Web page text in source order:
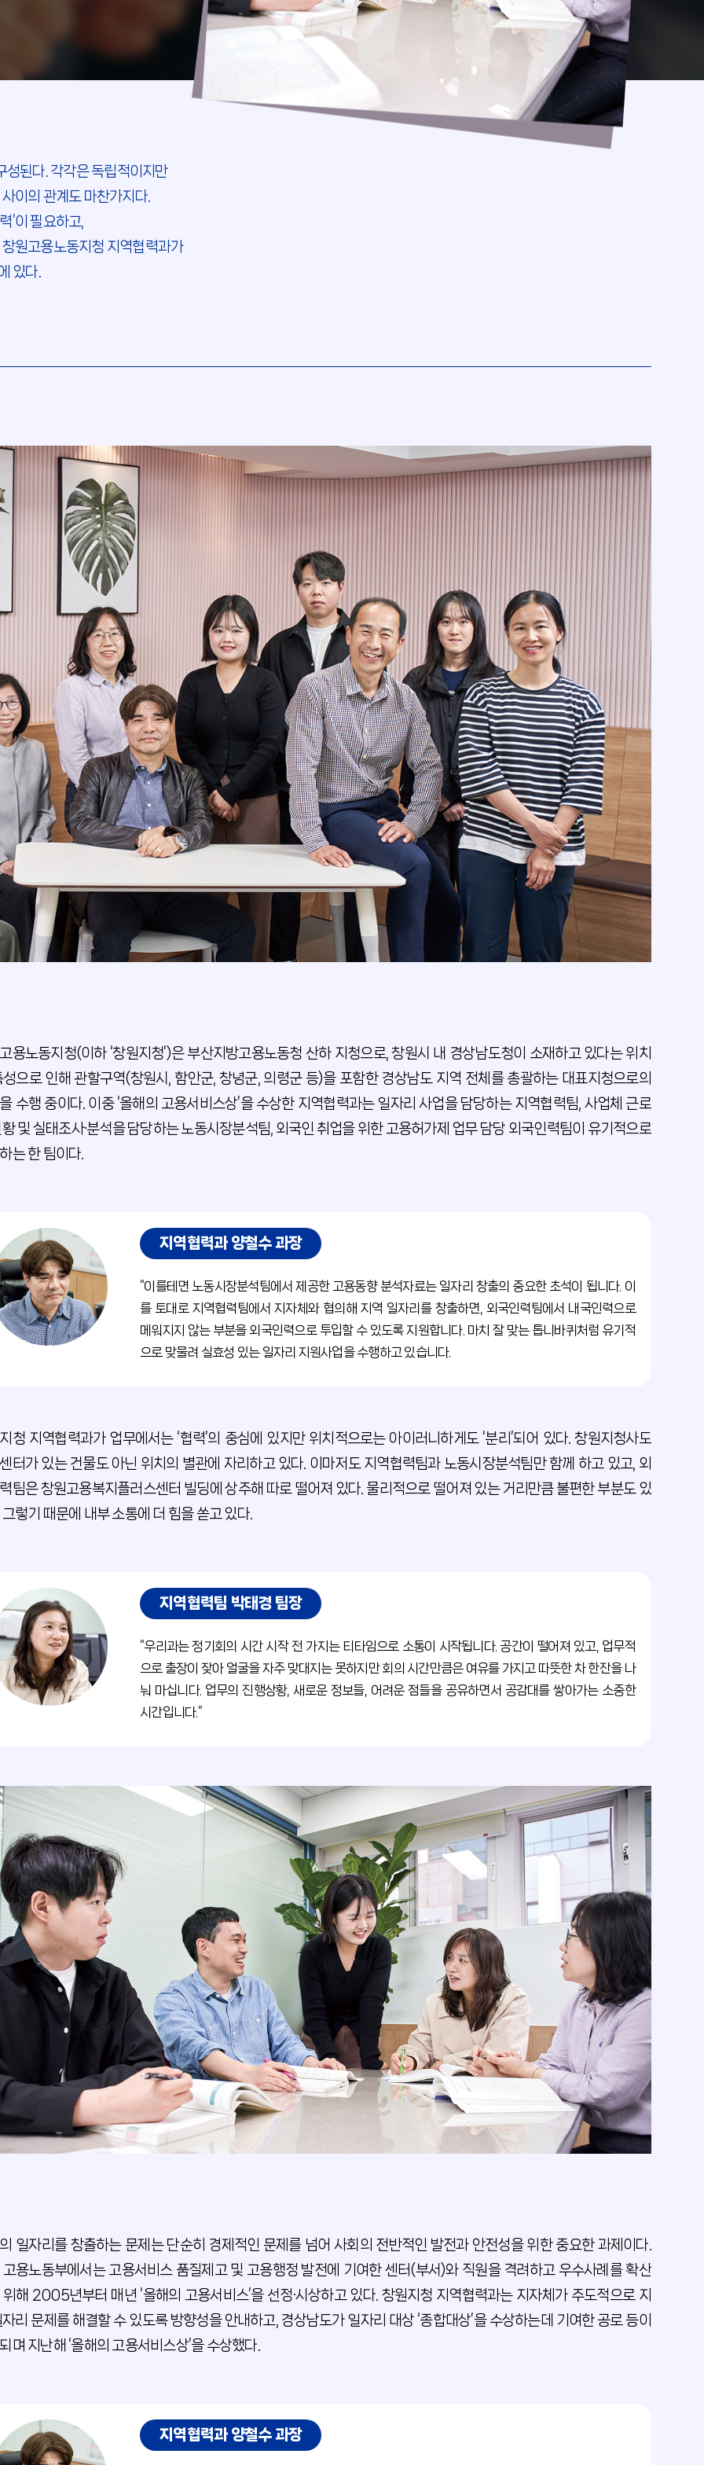
성된다. 각각은 독립적이지만
이의 관계도 마찬가지다.
’이 필요하고,
원고용노동지청 지역협력과가
있다.
용노동지청(이하 ‘창원지청’)은 부산지방고용노동청 산하 지청으로, 창원시 내 경상남도청이 소재하고 있다는 위치
으로 인해 관할구역(창원시, 함안군, 창녕군, 의령군 등)을 포함한 경상남도 지역 전체를 총괄하는 대표지청으로의
수행 중이다. 이중 ‘올해의 고용서비스상’을 수상한 지역협력과는 일자리 사업을 담당하는 지역협력팀, 사업체 근로
및 실태조사·분석을 담당하는 노동시장분석팀, 외국인 취업을 위한 고용허가제 업무 담당 외국인력팀이 유기적으로
는 한 팀이다.
지역협력과 양철수 과장
“이를테면 노동시장분석팀에서 제공한 고용동향 분석자료는 일자리 창출의 중요한 초석이 됩니다. 이
를 토대로 지역협력팀에서 지자체와 협의해 지역 일자리를 창출하면, 외국인력팀에서 내국인력으로
메워지지 않는 부분을 외국인력으로 투입할 수 있도록 지원합니다. 마치 잘 맞는 톱니바퀴처럼 유기적
으로 맞물려 실효성 있는 일자리 지원사업을 수행하고 있습니다.
청 지역협력과가 업무에서는 ‘협력’의 중심에 있지만 위치적으로는 아이러니하게도 ‘분리’되어 있다. 창원지청사도
터가 있는 건물도 아닌 위치의 별관에 자리하고 있다. 이마저도 지역협력팀과 노동시장분석팀만 함께 하고 있고, 외
팀은 창원고용복지플러스센터 빌딩에 상주해 따로 떨어져 있다. 물리적으로 떨어져 있는 거리만큼 불편한 부분도 있
렇기 때문에 내부 소통에 더 힘을 쏟고 있다.
지역협력팀 박태경 팀장
“우리과는 정기회의 시간 시작 전 가지는 티타임으로 소통이 시작됩니다. 공간이 떨어져 있고, 업무적
으로 출장이 잦아 얼굴을 자주 맞대지는 못하지만 회의 시간만큼은 여유를 가지고 따뜻한 차 한잔을 나
눠 마십니다. 업무의 진행상황, 새로운 정보들, 어려운 점들을 공유하면서 공감대를 쌓아가는 소중한
시간입니다.”
일자리를 창출하는 문제는 단순히 경제적인 문제를 넘어 사회의 전반적인 발전과 안전성을 위한 중요한 과제이다.
고용노동부에서는 고용서비스 품질제고 및 고용행정 발전에 기여한 센터(부서)와 직원을 격려하고 우수사례를 확산
해 2005년부터 매년 ‘올해의 고용서비스’을 선정·시상하고 있다. 창원지청 지역협력과는 지자체가 주도적으로 지
리 문제를 해결할 수 있도록 방향성을 안내하고, 경상남도가 일자리 대상 ‘종합대상’을 수상하는데 기여한 공로 등이
며 지난해 ‘올해의 고용서비스상’을 수상했다.
지역협력과 양철수 과장